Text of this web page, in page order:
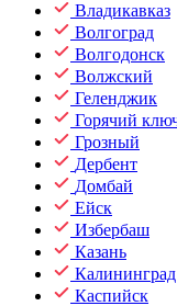
Владикавказ
Волгоград
Волгодонск
Волжский
Геленджик
Горячий
Грозный
Дербент
Домбай
Ейск
Избербаш
Казань
Калининград
Каспийск